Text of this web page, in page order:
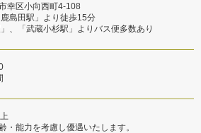
幸区小向西町4-108
島田駅」より徒歩15分
」、「武蔵小杉駅」よりバス便多数あり
・能力を考慮し優遇いたします。